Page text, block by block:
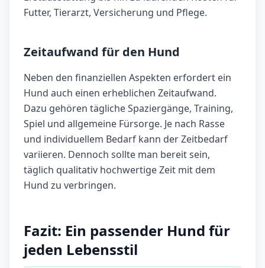
Futter, Tierarzt, Versicherung und Pflege.
Zeitaufwand für den Hund
Neben den finanziellen Aspekten erfordert ein
Hund auch einen erheblichen Zeitaufwand.
Dazu gehören tägliche Spaziergänge, Training,
Spiel und allgemeine Fürsorge. Je nach Rasse
und individuellem Bedarf kann der Zeitbedarf
variieren. Dennoch sollte man bereit sein,
täglich qualitativ hochwertige Zeit mit dem
Hund zu verbringen.
Fazit: Ein passender Hund für
jeden Lebensstil